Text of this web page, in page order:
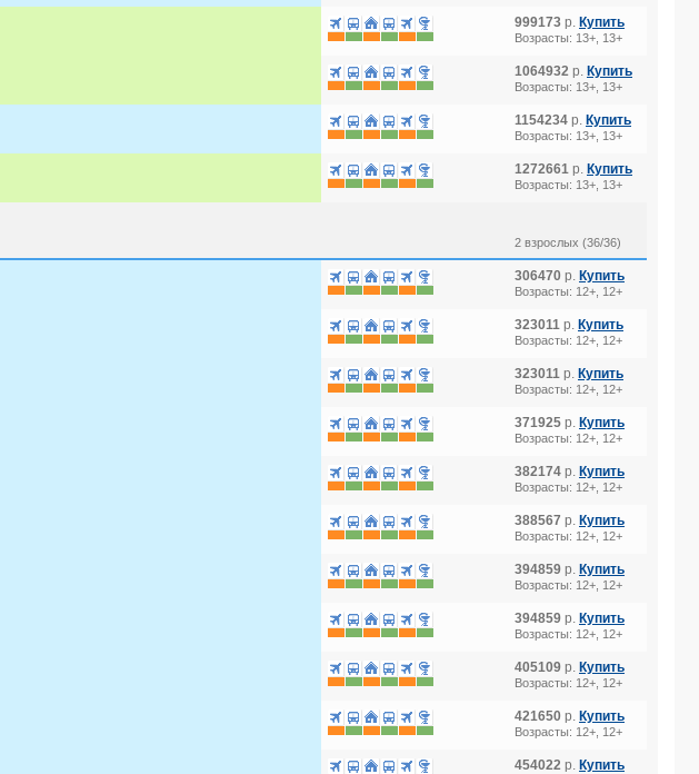
999173 р. Купить
Возрасты: 13+, 13+
1064932 р. Купить
Возрасты: 13+, 13+
1154234 р. Купить
Возрасты: 13+, 13+
1272661 р. Купить
Возрасты: 13+, 13+
2 взрослых (36/36)
306470 р. Купить
Возрасты: 12+, 12+
323011 р. Купить
Возрасты: 12+, 12+
323011 р. Купить
Возрасты: 12+, 12+
371925 р. Купить
Возрасты: 12+, 12+
382174 р. Купить
Возрасты: 12+, 12+
388567 р. Купить
Возрасты: 12+, 12+
394859 р. Купить
Возрасты: 12+, 12+
394859 р. Купить
Возрасты: 12+, 12+
405109 р. Купить
Возрасты: 12+, 12+
421650 р. Купить
Возрасты: 12+, 12+
454022 р. Купить